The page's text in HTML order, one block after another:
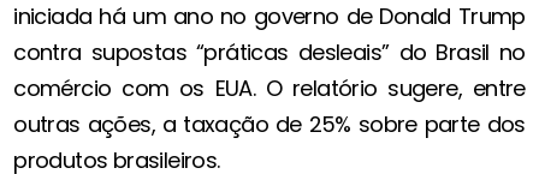
iniciada há um ano no governo de Donald Trump
contra supostas “práticas desleais” do Brasil no
comércio com os EUA. O relatório sugere, entre
outras ações, a taxação de 25% sobre parte dos
produtos brasileiros.